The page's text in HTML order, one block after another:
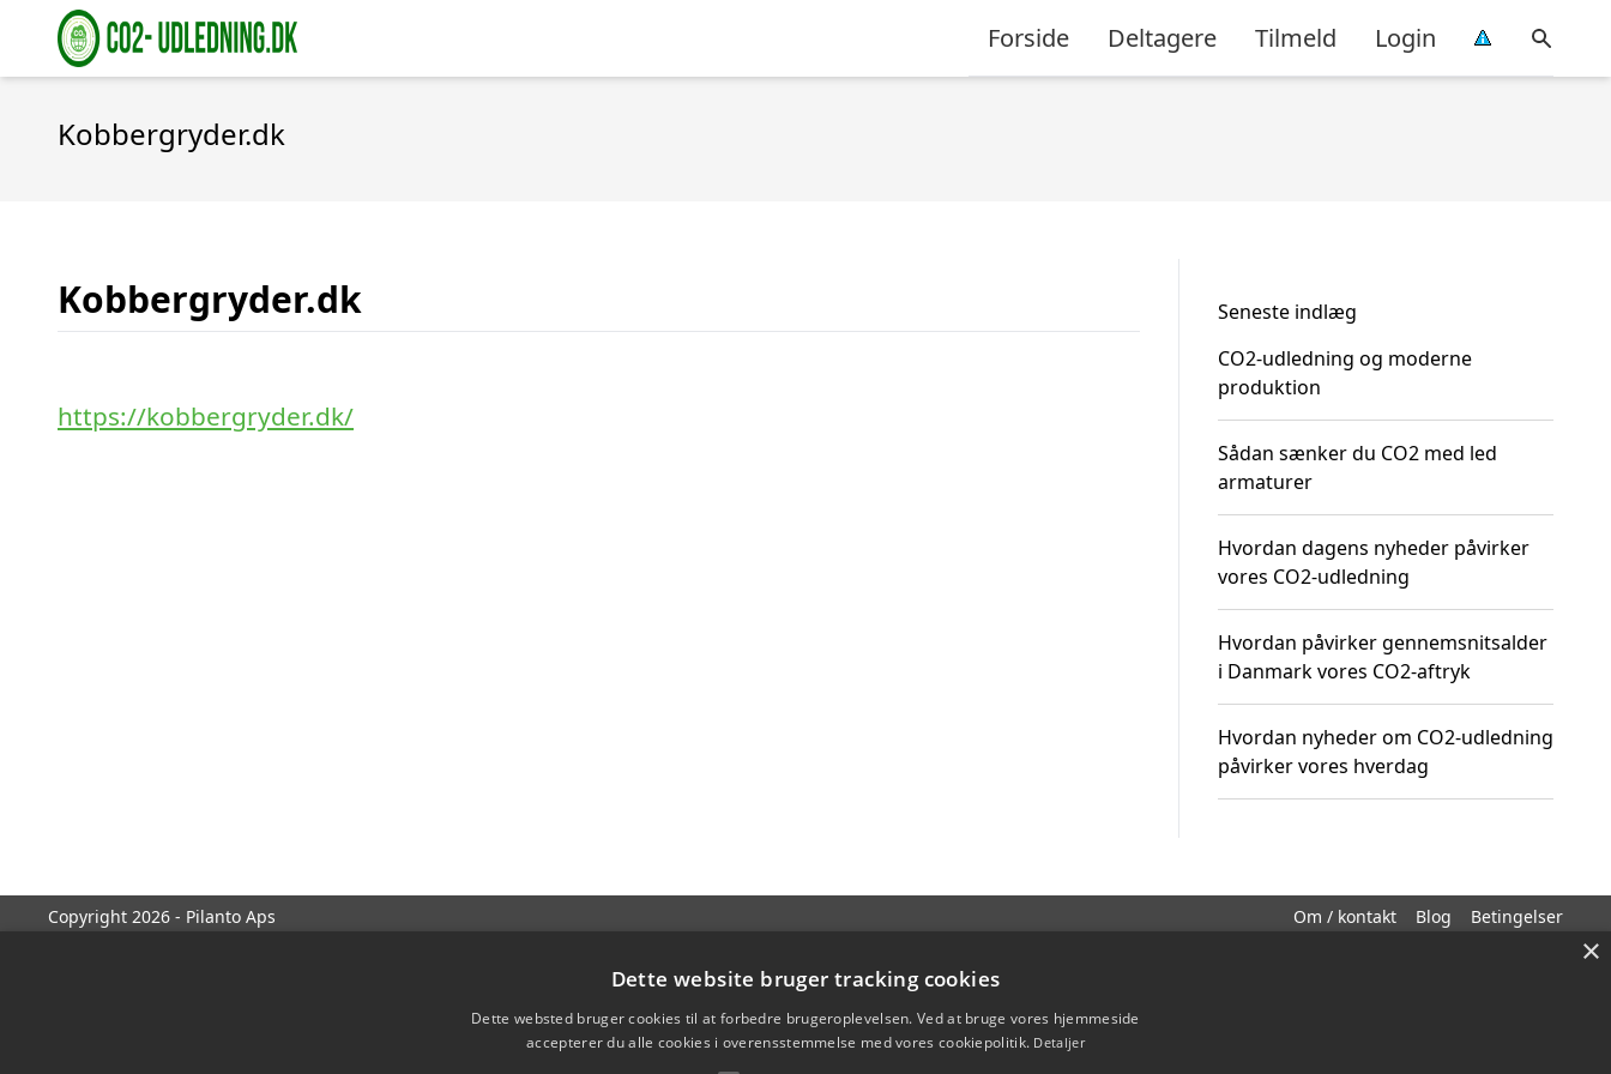
Forside Deltagere Tilmeld Login
Kobbergryder.dk
Kobbergryder.dk
https://kobbergryder.dk/
Seneste indlæg
CO2-udledning og moderne
produktion
Sådan sænker du CO2 med led
armaturer
Hvordan dagens nyheder påvirker
vores CO2-udledning
Hvordan påvirker gennemsnitsalder
i Danmark vores CO2-aftryk
Hvordan nyheder om CO2-udledning
påvirker vores hverdag
Copyright 2026 - Pilanto Aps Om / kontakt Blog Betingelser
×
Dette website bruger tracking cookies
Dette websted bruger cookies til at forbedre brugeroplevelsen. Ved at bruge vores hjemmeside
accepterer du alle cookies i overensstemmelse med vores cookiepolitik. Detaljer